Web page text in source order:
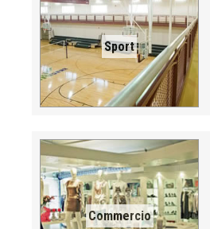
Sport
Commercio